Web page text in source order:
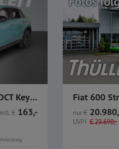
Fiat 600 La Prima 1.2 DCT Keyless SHZ Navi Kamera PDC
mtl.€ 163,-
Fiat 600
nur€
UVP1 €29.690,-